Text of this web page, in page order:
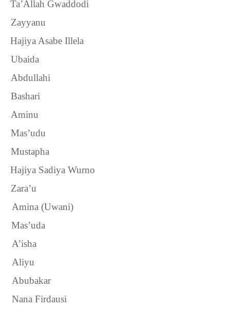
Ta’Allah Gwaddodi
Zayyanu
Hajiya Asabe Illela
Ubaida
Abdullahi
Bashari
Aminu
Mas’udu
Mustapha
Hajiya Sadiya Wurno
Zara’u
Amina (Uwani)
Mas’uda
A’isha
Aliyu
Abubakar
Nana Firdausi